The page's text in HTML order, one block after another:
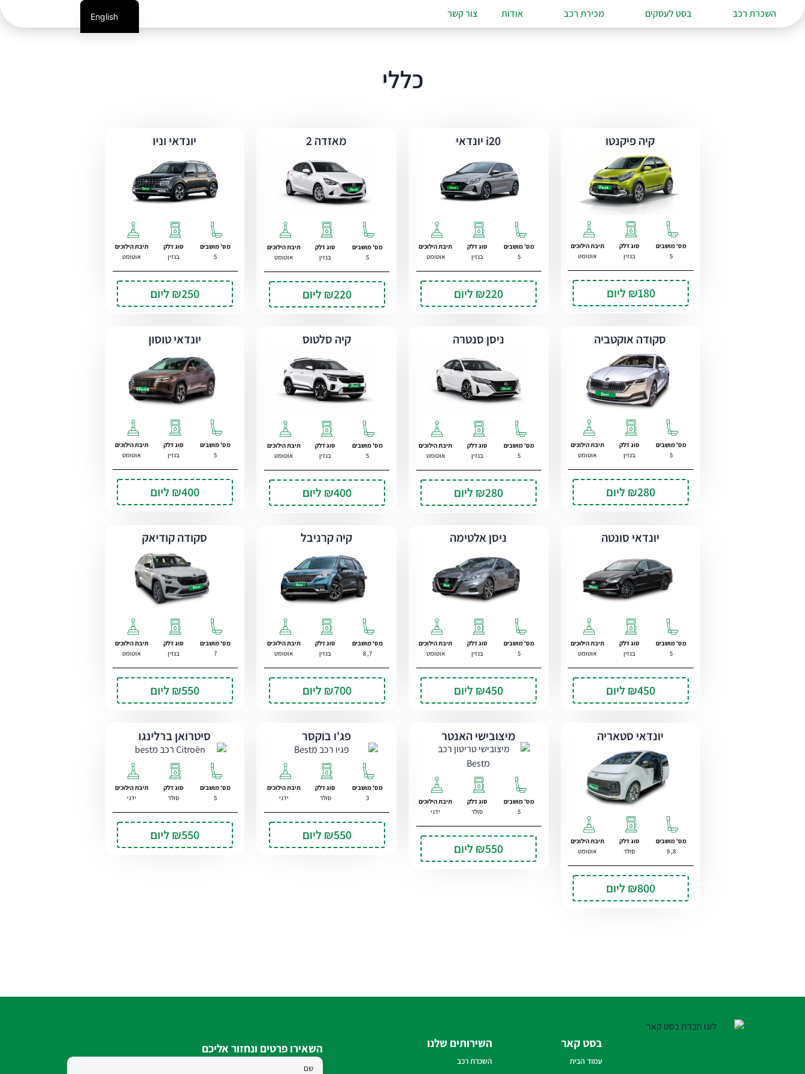
השכרת רכב בסט לעסקים מכירת רכב אודות צור קשר
כללי
קיה פיקנטו
מס' מושבים
5
סוג דלק
בנזין
תיבת הילוכים
אוטומט
₪180 ליום
i20 יונדאי
מס' מושבים
5
סוג דלק
בנזין
תיבת הילוכים
אוטומט
₪220 ליום
מאזדה 2
מס' מושבים
5
סוג דלק
בנזין
תיבת הילוכים
אוטומט
₪220 ליום
יונדאי וניו
מס' מושבים
5
סוג דלק
בנזין
תיבת הילוכים
אוטומט
₪250 ליום
סקודה אוקטביה
מס' מושבים
5
סוג דלק
בנזין
תיבת הילוכים
אוטומט
₪280 ליום
ניסן סנטרה
מס' מושבים
5
סוג דלק
בנזין
תיבת הילוכים
אוטומט
₪280 ליום
קיה סלטוס
מס' מושבים
5
סוג דלק
בנזין
תיבת הילוכים
אוטומט
₪400 ליום
יונדאי טוסון
מס' מושבים
5
סוג דלק
בנזין
תיבת הילוכים
אוטומט
₪400 ליום
יונדאי סונטה
מס' מושבים
5
סוג דלק
בנזין
תיבת הילוכים
אוטומט
₪450 ליום
ניסן אלטימה
מס' מושבים
5
סוג דלק
בנזין
תיבת הילוכים
אוטומט
₪450 ליום
קיה קרניבל
מס' מושבים
7, 8
סוג דלק
בנזין
תיבת הילוכים
אוטומט
₪700 ליום
סקודה קודיאק
מס' מושבים
7
סוג דלק
בנזין
תיבת הילוכים
אוטומט
₪550 ליום
יונדאי סטאריה
מס' מושבים
8, 9
סוג דלק
סולר
תיבת הילוכים
אוטומט
₪800 ליום
מיצובישי האנטר
מס' מושבים
5
סוג דלק
סולר
תיבת הילוכים
ידני
₪550 ליום
פג'ו בוקסר
מס' מושבים
3
סוג דלק
סולר
תיבת הילוכים
ידני
₪550 ליום
סיטרואן ברלינגו
מס' מושבים
5
סוג דלק
סולר
תיבת הילוכים
ידני
₪550 ליום
בסט קאר
עמוד הבית
השירותים שלנו
השכרת רכב
השאירו פרטים ונחזור אליכם
English